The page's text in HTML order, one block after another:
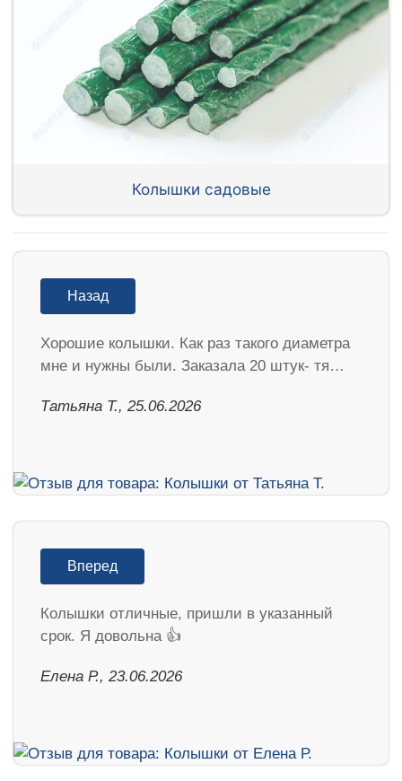
Колышки садовые
Назад
Хорошие колышки. Как раз такого диаметра
мне и нужны были. Заказала 20 штук- тя…
Татьяна Т., 25.06.2026
Вперед
Колышки отличные, пришли в указанный
срок. Я довольна 👍
Елена Р., 23.06.2026